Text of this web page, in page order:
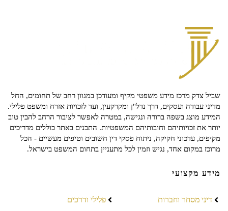
שביל צדק מרכז מידע משפטי מקיף ומעודכן במגוון רחב של תחומים, החל
מדיני עבודה ועסקים, דרך נדל"ן ומקרקעין, ועד לזכויות אזרח ומשפט פלילי.
המידע מוצג בשפה ברורה ונגישה, במטרה לאפשר לציבור הרחב להבין טוב
יותר את זכויותיהם וחובותיהם המשפטיות. התכנים באתר כוללים מדריכים
מקיפים, עדכוני חקיקה, ניתוח פסקי דין חשובים וטיפים מעשיים - הכל
מרוכז במקום אחד, נגיש וזמין לכל מתעניין בתחום המשפט בישראל.
מידע מקצועי
דיני מסחר וחברות
פלילי ודרכים